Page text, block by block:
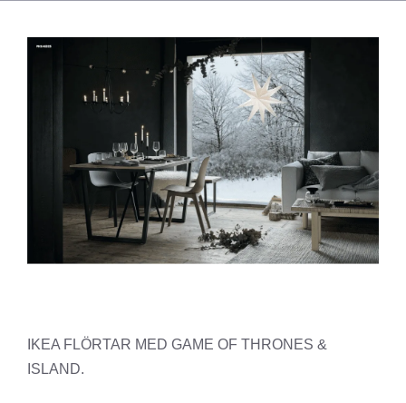
IKEA FLÖRTAR MED GAME OF THRONES &
ISLAND.